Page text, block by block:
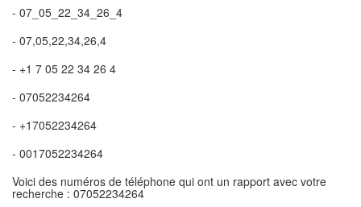
- 07_05_22_34_26_4
- 07,05,22,34,26,4
- +1 7 05 22 34 26 4
- 07052234264
- +17052234264
- 0017052234264
Voici des numéros de téléphone qui ont un rapport avec votre
recherche : 07052234264